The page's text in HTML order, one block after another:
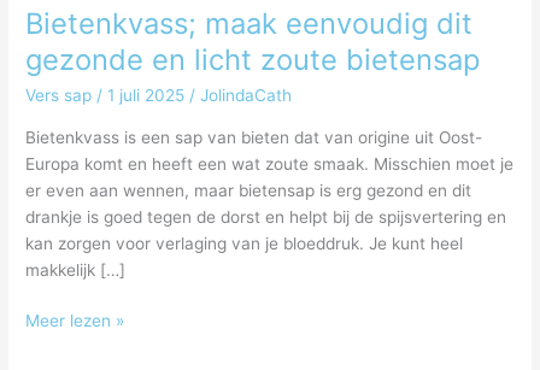
Bietenkvass; maak eenvoudig dit
gezonde en licht zoute bietensap
Vers sap / 1 juli 2025 /JolindaCath
Bietenkvass is een sap van bieten dat van origine uit Oost-
Europa komt en heeft een wat zoute smaak. Misschien moet je
er even aan wennen, maar bietensap is erg gezond en dit
drankje is goed tegen de dorst en helpt bij de spijsvertering en
kan zorgen voor verlaging van je bloeddruk. Je kunt heel
makkelijk […]
Meer lezen »